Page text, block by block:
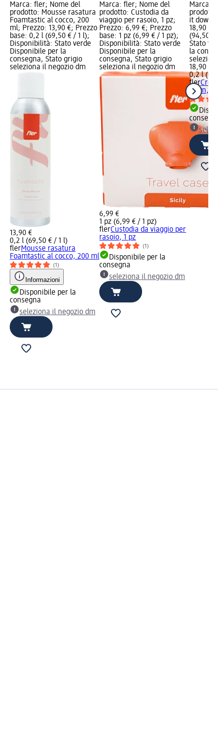
Marca: fler; Nome del
prodotto: Mousse rasatura
Foamtastic al cocco, 200
ml; Prezzo: 13,90 €; Prezzo
base: 0,2 l (69,50 € / 1 l);
Disponibilità: Stato verde
Disponibile per la
consegna, Stato grigio
seleziona il negozio dm
13,90 €
0,2 l (69,50 € / 1 l)
flerMousse rasatura
Foamtastic al cocco, 200 ml
(1)
Informazioni
Disponibile per la
consegna
seleziona il negozio dm
Marca: fler; Nome del
prodotto: Custodia da
viaggio per rasoio, 1 pz;
Prezzo: 6,99 €; Prezzo
base: 1 pz (6,99 € / 1 pz);
Disponibilità: Stato verde
Disponibile per la
consegna, Stato grigio
seleziona il negozio dm
6,99 €
1 pz (6,99 € / 1 pz)
flerCustodia da viaggio per
rasoio, 1 pz
(1)
Disponibile per la
consegna
seleziona il negozio dm
Marca:
it down,
18,90 €;
(94,50
Stato
la
18,90 €
0,2 l
fler
down,